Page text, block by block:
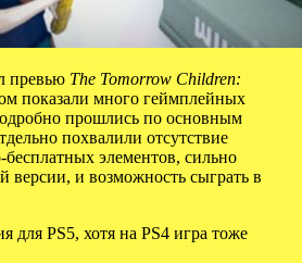
превью The Tomorrow Children:
показали много геймплейных
прошлись по основным
похвалили отсутствие
элементов, сильно
версии, и возможность сыграть в
для PS5, хотя на PS4 игра тоже